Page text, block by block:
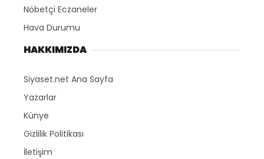
Nöbetçi Eczaneler
Hava Durumu
HAKKIMIZDA
Siyaset.net Ana Sayfa
Yazarlar
Künye
Gizlilik Politikası
İletişim